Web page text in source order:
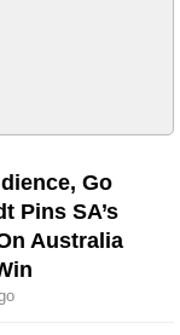
Go
Pins SA’s
Australia